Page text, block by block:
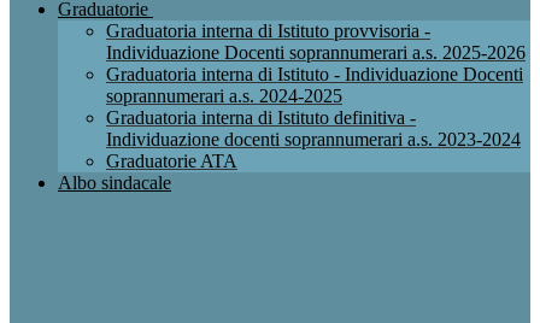
Graduatorie
Graduatoria interna di Istituto provvisoria -
Individuazione Docenti soprannumerari a.s. 2025-2026
Graduatoria interna di Istituto - Individuazione Docenti
soprannumerari a.s. 2024-2025
Graduatoria interna di Istituto definitiva -
Individuazione docenti soprannumerari a.s. 2023-2024
Graduatorie ATA
Albo sindacale